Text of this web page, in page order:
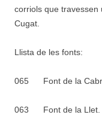
corriols que travessen
Cugat.
Llista de les fonts:
065 Font de la
063 Font de la Llet.